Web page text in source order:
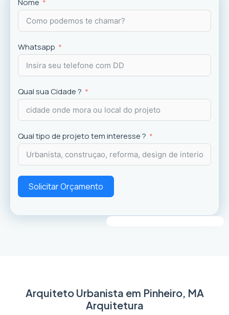
experiência dos usuários.
Nome
Whatsapp
Qual sua Cidade ?
Qual tipo de projeto tem interesse ?
Solicitar Orçamento
Arquiteto Urbanista em Pinheiro, MA
Arquitetura